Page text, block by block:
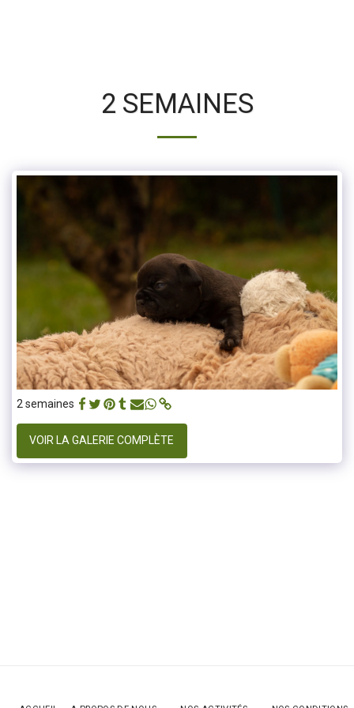
2 SEMAINES
2 semaines
VOIR LA GALERIE COMPLÈTE